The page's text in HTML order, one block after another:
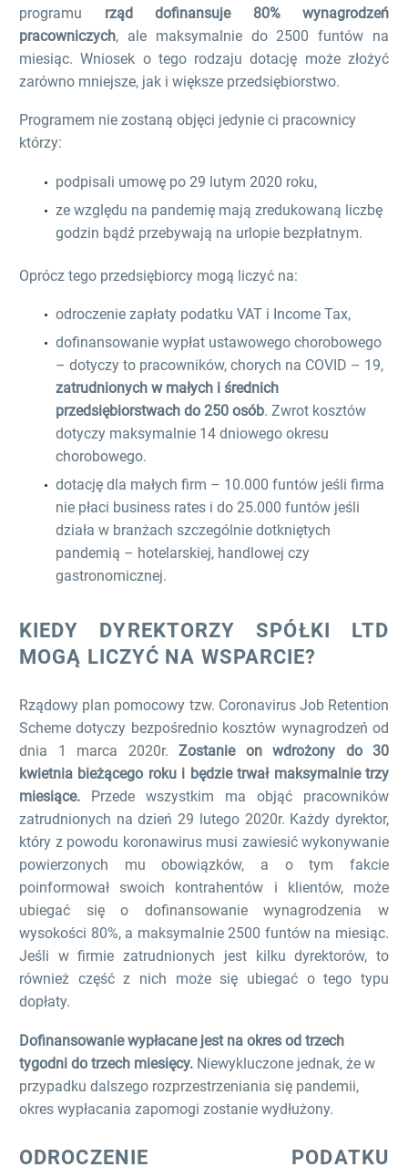
programu rząd dofinansuje 80% wynagrodzeń
pracowniczych, ale maksymalnie do 2500 funtów na
miesiąc. Wniosek o tego rodzaju dotację może złożyć
zarówno mniejsze, jak i większe przedsiębiorstwo.
Programem nie zostaną objęci jedynie ci pracownicy
którzy:
podpisali umowę po 29 lutym 2020 roku,
ze względu na pandemię mają zredukowaną liczbę
godzin bądź przebywają na urlopie bezpłatnym.
Oprócz tego przedsiębiorcy mogą liczyć na:
odroczenie zapłaty podatku VAT i Income Tax,
dofinansowanie wypłat ustawowego chorobowego
– dotyczy to pracowników, chorych na COVID – 19,
zatrudnionych w małych i średnich
przedsiębiorstwach do 250 osób. Zwrot kosztów
dotyczy maksymalnie 14 dniowego okresu
chorobowego.
dotację dla małych firm – 10.000 funtów jeśli firma
nie płaci business rates i do 25.000 funtów jeśli
działa w branżach szczególnie dotkniętych
pandemią – hotelarskiej, handlowej czy
gastronomicznej.
KIEDY DYREKTORZY SPÓŁKI LTD
MOGĄ LICZYĆ NA WSPARCIE?
Rządowy plan pomocowy tzw. Coronavirus Job Retention
Scheme dotyczy bezpośrednio kosztów wynagrodzeń od
dnia 1 marca 2020r. Zostanie on wdrożony do 30
kwietnia bieżącego roku i będzie trwał maksymalnie trzy
miesiące. Przede wszystkim ma objąć pracowników
zatrudnionych na dzień 29 lutego 2020r. Każdy dyrektor,
który z powodu koronawirus musi zawiesić wykonywanie
powierzonych mu obowiązków, a o tym fakcie
poinformował swoich kontrahentów i klientów, może
ubiegać się o dofinansowanie wynagrodzenia w
wysokości 80%, a maksymalnie 2500 funtów na miesiąc.
Jeśli w firmie zatrudnionych jest kilku dyrektorów, to
również część z nich może się ubiegać o tego typu
dopłaty.
Dofinansowanie wypłacane jest na okres od trzech
tygodni do trzech miesięcy. Niewykluczone jednak, że w
przypadku dalszego rozprzestrzeniania się pandemii,
okres wypłacania zapomogi zostanie wydłużony.
ODROCZENIE PODATKU